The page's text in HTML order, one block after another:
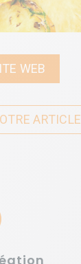
WEB
ARTICLE